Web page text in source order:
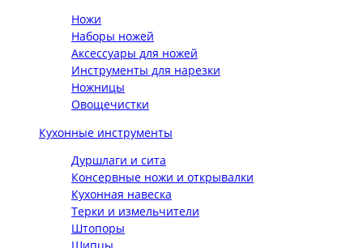
Ножи
Наборы ножей
Аксессуары для ножей
Инструменты для нарезки
Ножницы
Овощечистки
Кухонные инструменты
Дуршлаги и сита
Консервные ножи и открывалки
Кухонная навеска
Терки и измельчители
Штопоры